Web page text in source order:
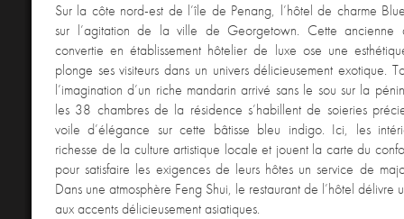
Sur la côte nord-est de l’île de Penang, l’hôtel de charme
sur l’agitation de la ville de Georgetown. Cette ancienne
convertie en établissement hôtelier de luxe ose une
plonge ses visiteurs dans un univers délicieusement exotique.
l’imagination d’un riche mandarin arrivé sans le sou sur la
les 38 chambres de la résidence s’habillent de soieries
voile d’élégance sur cette bâtisse bleu indigo. Ici, les
richesse de la culture artistique locale et jouent la carte du
pour satisfaire les exigences de leurs hôtes un service de
Dans une atmosphère Feng Shui, le restaurant de l’hôtel délivre
aux accents délicieusement asiatiques.